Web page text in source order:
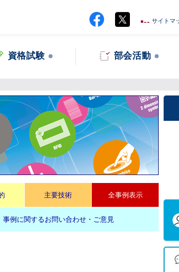
サイトマ
資格試験 部会活動
主要技術 全事例表示
事例に関するお問い合わせ・ご意見